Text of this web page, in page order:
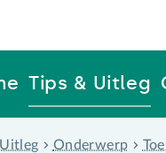
Tips & Uitleg
Onderwerp